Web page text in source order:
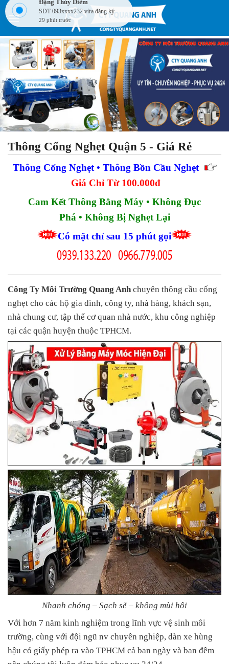
Skip
to
Thông Cống Nghẹt Quận 5 - Giá Rẻ
Thông Cống Nghẹt • Thông Bồn Cầu Nghẹt
Giá Chỉ Từ 100.000đ
Cam Kết Thông Bằng Máy • Không Đục
Phá • Không Bị Nghẹt Lại
Có mặt chỉ sau 15 phút gọi
Công Ty Môi Trường Quang Anh chuyên thông cầu cống
nghẹt cho các hộ gia đình, công ty, nhà hàng, khách sạn,
nhà chung cư, tập thể cơ quan nhà nước, khu công nghiệp
tại các quận huyện thuộc TPHCM.
Nhanh chóng – Sạch sẽ – không mùi hôi
Với hơn 7 năm kinh nghiệm trong lĩnh vực vệ sinh môi
trường, cùng với đội ngũ nv chuyên nghiệp, dàn xe hùng
hậu có giấy phép ra vào TPHCM cả ban ngày và ban đêm